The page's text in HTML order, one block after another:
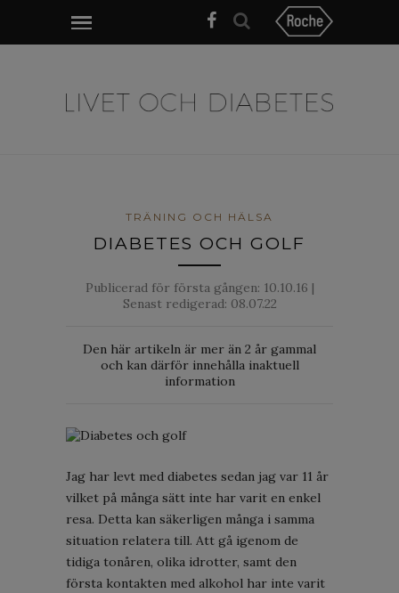
TRÄNING OCH HÄLSA
DIABETES OCH GOLF
Publicerad för första gången: 10.10.16 |
Senast redigerad: 08.07.22
Den här artikeln är mer än 2 år gammal
och kan därför innehålla inaktuell
information
Jag har levt med diabetes sedan jag var 11 år
vilket på många sätt inte har varit en enkel
resa. Detta kan säkerligen många i samma
situation relatera till. Att gå igenom de
tidiga tonåren, olika idrotter, samt den
första kontakten med alkohol har inte varit